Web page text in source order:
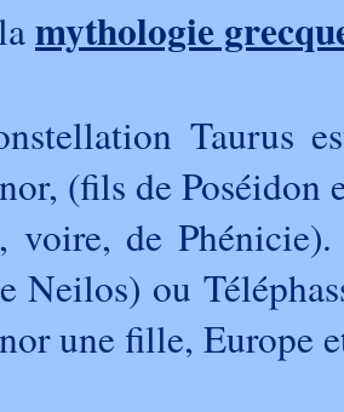
mythologie
Taurus
(fils de Poséidon
voire, de
Neilos) ou
une fille, Europe